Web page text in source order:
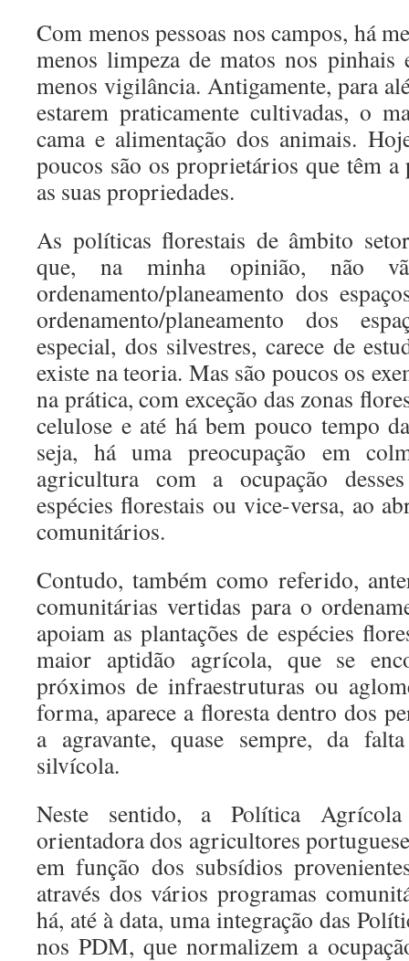
Com menos pessoas nos campos, há
menos limpeza de matos nos pinhais
menos vigilância. Antigamente, para
estarem praticamente cultivadas, o
cama e alimentação dos animais.
poucos são os proprietários que têm
as suas propriedades.
As políticas florestais de âmbito
que, na minha opinião, não
ordenamento/planeamento dos
ordenamento/planeamento dos
especial, dos silvestres, carece de
existe na teoria. Mas são poucos os
na prática, com exceção das zonas
celulose e até há bem pouco tempo
seja, há uma preocupação em
agricultura com a ocupação
espécies florestais ou vice-versa, ao
comunitários.
Contudo, também como referido,
comunitárias vertidas para o
apoiam as plantações de espécies
maior aptidão agrícola, que se
próximos de infraestruturas ou
forma, aparece a floresta dentro dos
a agravante, quase sempre, da
silvícola.
Neste sentido, a Política
orientadora dos agricultores
em função dos subsídios
através dos vários programas
há, até à data, uma integração das
nos PDM, que normalizem a